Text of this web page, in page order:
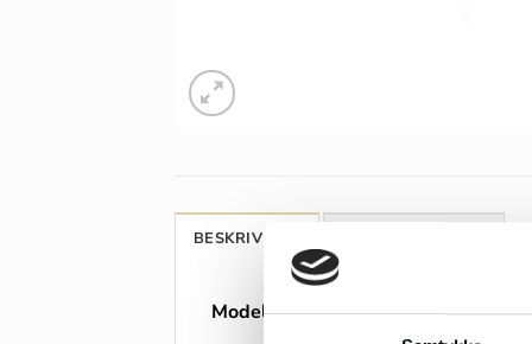
BESKRIVELSE
Model:Mads Z Sparkle ring